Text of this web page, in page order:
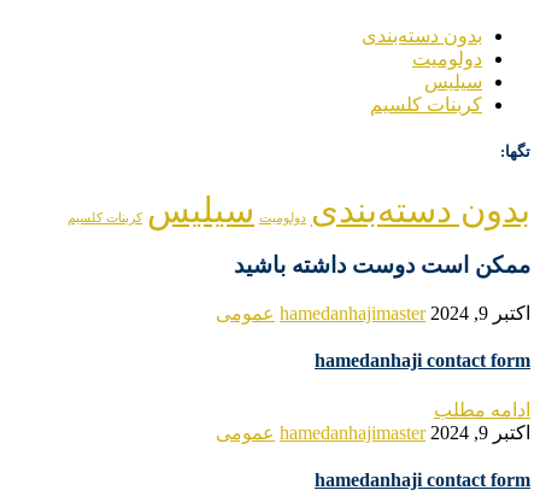
بدون دسته‌بندی
دولومیت
سیلیس
کربنات کلسیم
تگها:
بدون دسته‌بندی دولومیت سیلیس کربنات کلسیم
ممکن است دوست داشته باشید
اکتبر 9, 2024 hamedanhajimaster عمومی
hamedanhaji contact form
ادامه مطلب
اکتبر 9, 2024
hamedanhajimaster عمومی
hamedanhaji contact form